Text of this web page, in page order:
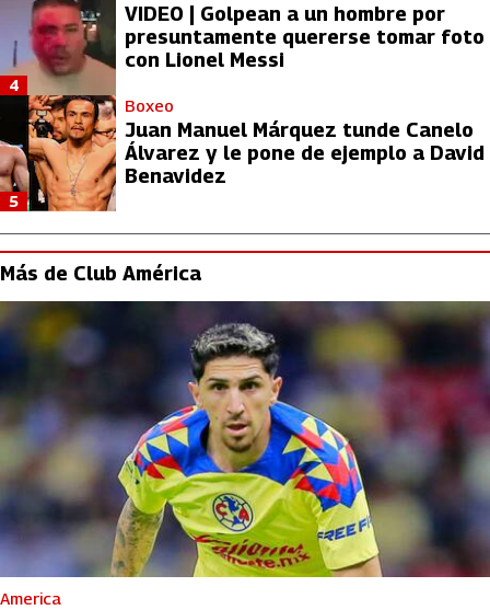
VIDEO | Golpean a un hombre por
presuntamente quererse tomar foto
con Lionel Messi
4
Boxeo
Juan Manuel Márquez tunde Canelo
Álvarez y le pone de ejemplo a David
Benavidez
5
Más de Club América
America